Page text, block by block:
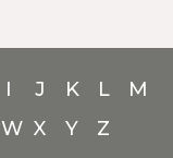
I J K L
M
W X Y Z